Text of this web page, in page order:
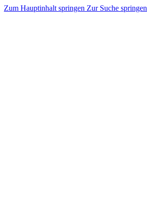
Zum Hauptinhalt springen Zur Suche springen